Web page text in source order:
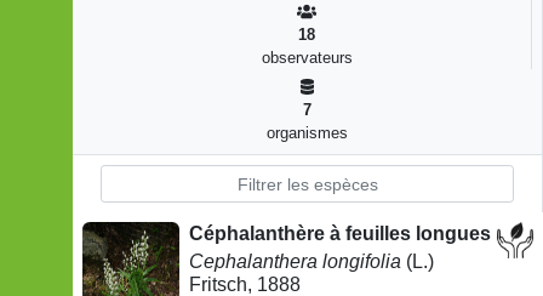
18
observateurs
7
organismes
Céphalanthère à feuilles longues
Cephalanthera longifolia (L.)
Fritsch, 1888